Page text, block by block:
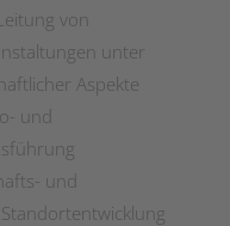
von
unter
Aspekte
und
und